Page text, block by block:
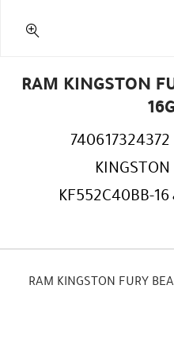
RAM KINGSTON
740617324372
KINGSTON
KF552C40BB-16
RAM KINGSTON FURY